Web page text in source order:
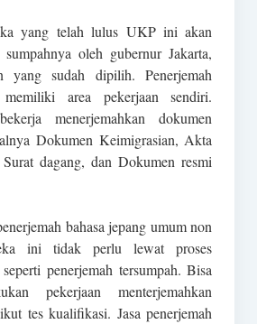
yang telah lulus UKP ini akan
oleh gubernur Jakarta,
yang sudah dipilih. Penerjemah
area pekerjaan sendiri.
menerjemahkan dokumen
Dokumen Keimigrasian, Akta
dagang, dan Dokumen resmi
bahasa jepang umum non
ini tidak perlu lewat proses
penerjemah tersumpah. Bisa
pekerjaan menterjemahkan
tes kualifikasi. Jasa penerjemah